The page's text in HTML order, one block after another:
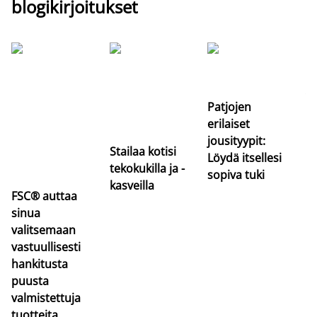
blogikirjoitukset
FSC® auttaa
sinua
valitsemaan
vastuullisesti
hankitusta
puusta
valmistettuja
Stailaa kotisi
tekokukilla ja -
kasveilla
Patjojen
erilaiset
jousityypit:
Löydä itsellesi
sopiva tuki